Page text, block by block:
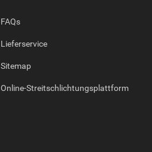
FAQs
Lieferservice
Sitemap
Online-Streitschlichtungsplattform